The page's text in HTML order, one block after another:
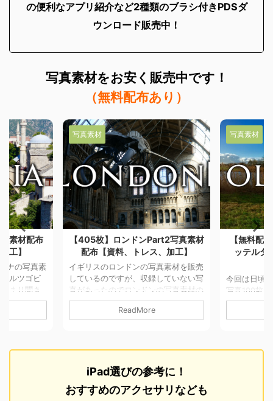
の便利なアプリ紹介など2種類のブラシ付きPDSダ
ウンロード販売中！
写真素材をお安く販売中です！
（無料配布あり）
写真素材
、加工】
真素材を販売
していない写
の写真素材の
ら 詳細&利用
写真を見て参
写真素材
【無料配布】アムステルダム＆ロ
ッテルダム【資料、トレス、加
工】
今回は日頃の感謝を込めてオランダの
写真100枚を無料配布します。 古い町
並みが残り町中に水路が張り巡らされ
た町、アムステルダム 近代的な建物
について 無料 撮影カメラ：iPhone6+
数:800万画素 写真を見て参考にした
り、模写やトレース、加工をして素材
などとしてお使い下さい。 商業誌・
ReadMore
写真素材
【360
真素
の販売で
ハンに使
人気の九
詳細&利
iPad選びの参考に！
おすすめのアクセサリなども